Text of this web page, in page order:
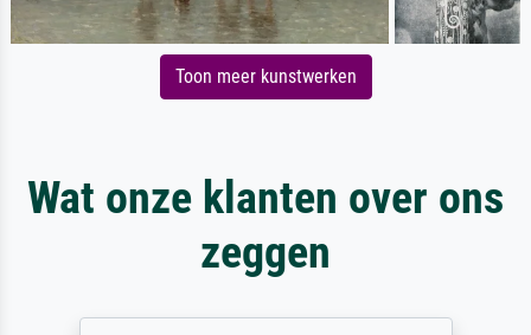
Toon meer kunstwerken
Wat onze klanten over ons
zeggen